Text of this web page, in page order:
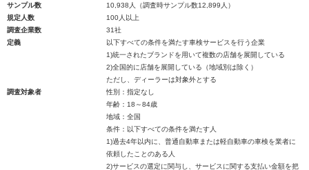
サンプル数
10,938人（調査時サンプル数12,899人）
規定人数
100人以上
調査企業数
31社
定義
以下すべての条件を満たす車検サービスを行う企業
1)統一されたブランドを用いて複数の店舗を展開している
2)全国的に店舗を展開している（地域別は除く）
ただし、ディーラーは対象外とする
調査対象者
性別：指定なし
年齢：18～84歳
地域：全国
条件：以下すべての条件を満たす人
1)過去4年以内に、普通自動車または軽自動車の車検を業者に
依頼したことのある人
2)サービスの選定に関与し、サービスに関する支払い金額を把